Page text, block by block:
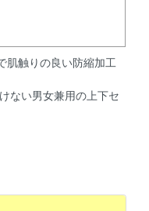
肌触りの良い防縮加工
ない男女兼用の上下セ